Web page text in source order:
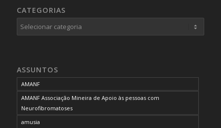
CATEGORIAS
Categorias
ASSUNTOS
AMANF
AMANF Associação Mineira de Apoio às pessoas com
Neurofibromatoses
amusia